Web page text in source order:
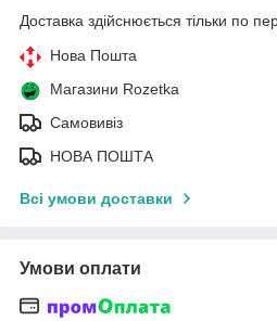
Доставка здійснюється тільки по
Нова Пошта
Магазини Rozetka
Самовивіз
НОВА ПОШТА
Всі умови доставки
Умови оплати